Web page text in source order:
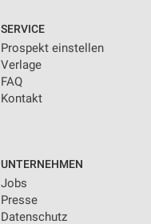
SERVICE
Prospekt einstellen
Verlage
FAQ
Kontakt
UNTERNEHMEN
Jobs
Presse
Datenschutz